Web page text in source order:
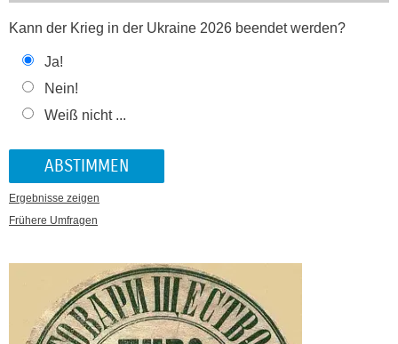
Kann der Krieg in der Ukraine 2026 beendet werden?
Ja!
Nein!
Weiß nicht ...
Ergebnisse zeigen
Frühere Umfragen